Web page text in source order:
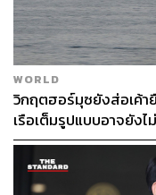
WORLD
วิกฤตฮอร์มุซยังส่อเค้า
เรือเต็มรูปแบบอาจยัง